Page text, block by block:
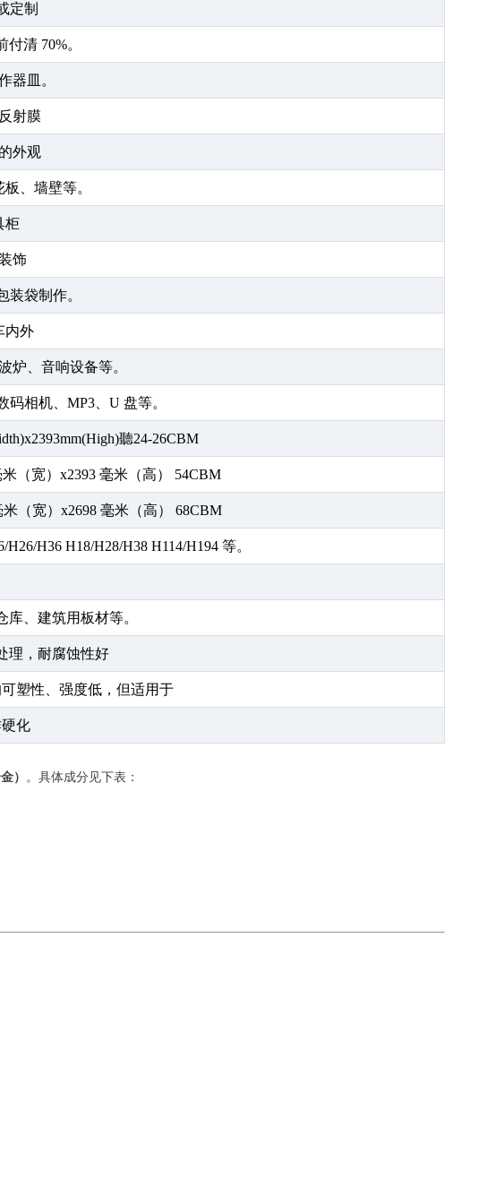
定制
付清 70%。
器皿。
射膜
外观
、墙壁等。
柜
饰
装袋制作。
内外
炉、音响设备等。
相机、MP3、U 盘等。
聽24-26CBM
（宽）x2393 毫米（高） 54CBM
（宽）x2698 毫米（高） 68CBM
H36 H18/H28/H38 H114/H194 等。
、建筑用板材等。
理，耐腐蚀性好
塑性、强度低，但适用于
化
） 。具体成分见下表：